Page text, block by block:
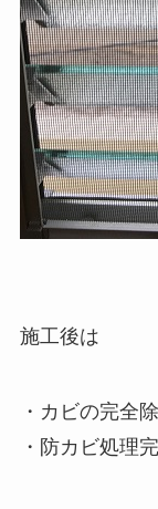
施工後は
・カビの完全
・防カビ処理